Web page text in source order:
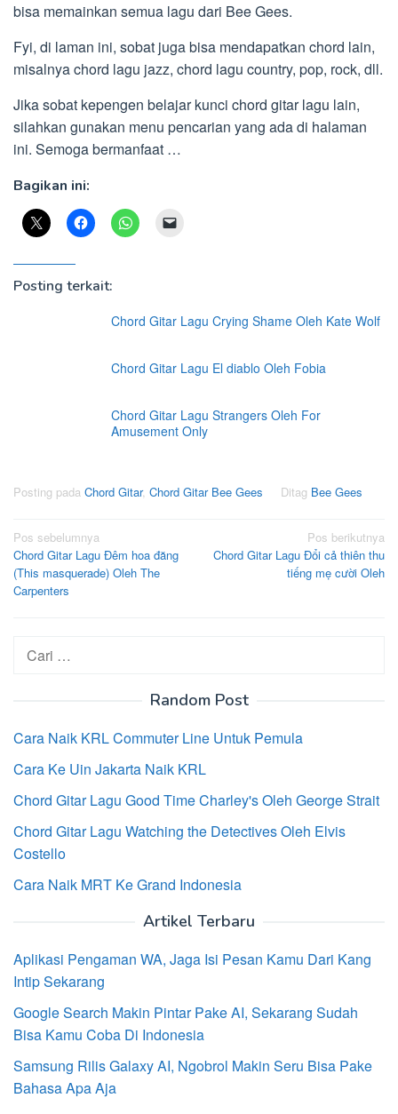
bisa memainkan semua lagu dari Bee Gees.
Fyi, di laman ini, sobat juga bisa mendapatkan chord lain,
misalnya chord lagu jazz, chord lagu country, pop, rock, dll.
Jika sobat kepengen belajar kunci chord gitar lagu lain,
silahkan gunakan menu pencarian yang ada di halaman
ini. Semoga bermanfaat …
Bagikan ini:
Posting terkait:
Chord Gitar Lagu Crying Shame Oleh Kate Wolf
Chord Gitar Lagu El diablo Oleh Fobia
Chord Gitar Lagu Strangers Oleh For
Amusement Only
Posting pada Chord Gitar, Chord Gitar Bee Gees Ditag Bee Gees
Navigasi
pos
Pos sebelumnya
Chord Gitar Lagu Đêm hoa đăng
(This masquerade) Oleh The
Carpenters
Pos berikutnya
Chord Gitar Lagu Đổi cả thiên thu
tiếng mẹ cười Oleh
Cari
untuk:
Random Post
Cara Naik KRL Commuter Line Untuk Pemula
Cara Ke Uin Jakarta Naik KRL
Chord Gitar Lagu Good Time Charley's Oleh George Strait
Chord Gitar Lagu Watching the Detectives Oleh Elvis
Costello
Cara Naik MRT Ke Grand Indonesia
Artikel Terbaru
Aplikasi Pengaman WA, Jaga Isi Pesan Kamu Dari Kang
Intip Sekarang
Google Search Makin Pintar Pake AI, Sekarang Sudah
Bisa Kamu Coba Di Indonesia
Samsung Rilis Galaxy AI, Ngobrol Makin Seru Bisa Pake
Bahasa Apa Aja